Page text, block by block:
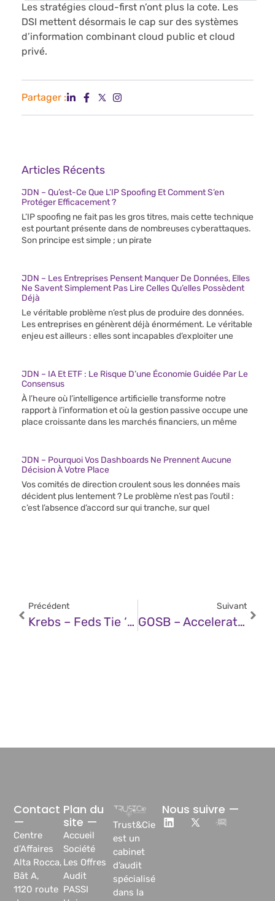
Les stratégies cloud-first n’ont plus la cote. Les
DSI mettent désormais le cap sur des systèmes
d’information combinant cloud public et cloud
privé.
Partager :
Articles Récents
JDN – Qu’est-Ce Que L’IP Spoofing Et Comment S’en
Protéger Efficacement ?
L’IP spoofing ne fait pas les gros titres, mais cette technique
est pourtant présente dans de nombreuses cyberattaques.
Son principe est simple ; un pirate
JDN – Les Entreprises Pensent Manquer De Données, Elles
Ne Savent Simplement Pas Lire Celles Qu’elles Possèdent
Déjà
Le véritable problème n’est plus de produire des données.
Les entreprises en génèrent déjà énormément. Le véritable
enjeu est ailleurs : elles sont incapables d’exploiter une
JDN – IA Et ETF : Le Risque D’une Économie Guidée Par Le
Consensus
À l’heure où l’intelligence artificielle transforme notre
rapport à l’information et où la gestion passive occupe une
place croissante dans les marchés financiers, un même
JDN – Pourquoi Vos Dashboards Ne Prennent Aucune
Décision À Votre Place
Vos comités de direction croulent sous les données mais
décident plus lentement ? Le problème n’est pas l’outil :
c’est l’absence d’accord sur qui tranche, sur quel
Précédent
Krebs – Feds Tie ‘Scattered Spider’ Duo To $115M In Ransoms
Suivant
GOSB – Accelerating Adoption Of AI For Cybersecurity At DEF CON 33
Trust&Cie
est un
cabinet
d’audit
spécialisé
dans la
Plan du
site —
Accueil
Société
Les Offres
Audit
PASSI
Contact
—
Centre
d’Affaires
Alta Rocca,
Bât A,
1120 route
Nous suivre —